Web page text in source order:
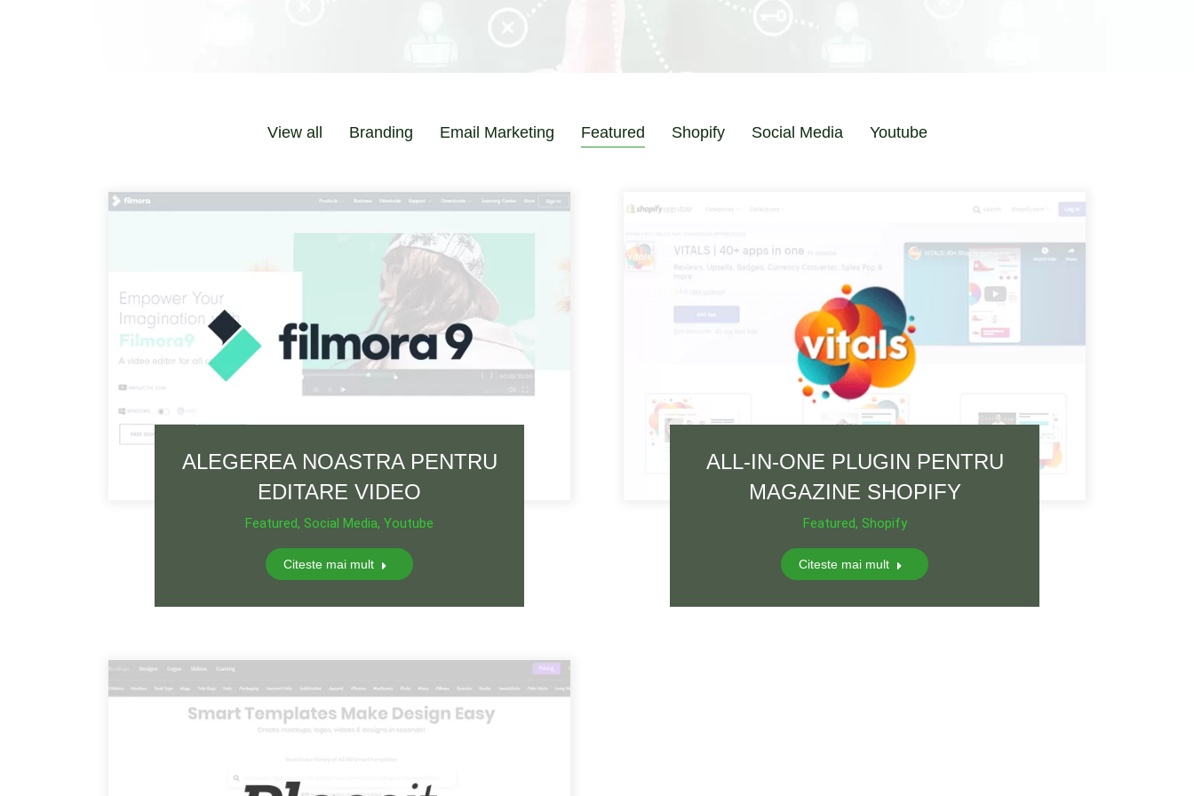
View all Branding Email Marketing Featured Shopify Social Media Youtube
ALEGEREA NOASTRA PENTRU
EDITARE VIDEO
Featured, Social Media, Youtube
Citeste mai mult
ALL-IN-ONE PLUGIN PENTRU
MAGAZINE SHOPIFY
Featured, Shopify
Citeste mai mult